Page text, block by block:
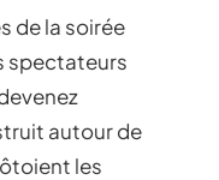
de la soirée
spectateurs
autour de
les